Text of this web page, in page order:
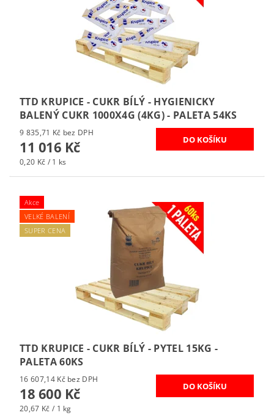
TTD KRUPICE - CUKR BÍLÝ - HYGIENICKY
BALENÝ CUKR 1000X4G (4KG) - PALETA 54KS
9 835,71 Kč bez DPH
11 016 Kč
0,20 Kč / 1 ks
Akce
VELKÉ BALENÍ
SUPER CENA
TTD KRUPICE - CUKR BÍLÝ - PYTEL 15KG -
PALETA 60KS
16 607,14 Kč bez DPH
18 600 Kč
20,67 Kč / 1 kg